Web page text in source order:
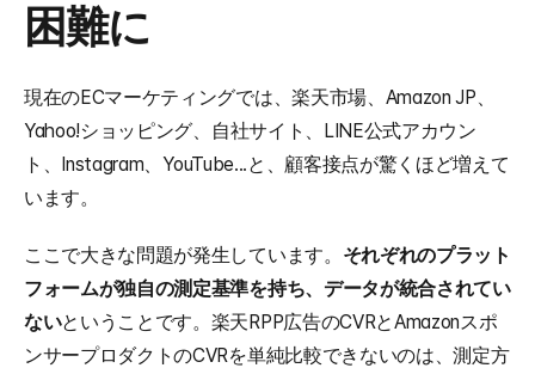
困難に
現在のECマーケティングでは、楽天市場、Amazon JP、
Yahoo!ショッピング、自社サイト、LINE公式アカウン
ト、Instagram、YouTube...と、顧客接点が驚くほど増えて
います。
ここで大きな問題が発生しています。 それぞれのプラット
フォームが独自の測定基準を持ち、データが統合されてい
ないということです。楽天RPP広告のCVRとAmazonスポ
ンサープロダクトのCVRを単純比較できないのは、測定方